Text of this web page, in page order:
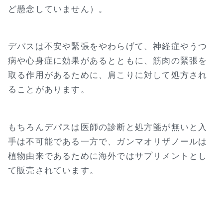
ど懸念していません）。
デパスは不安や緊張をやわらげて、神経症やうつ
病や心身症に効果があるとともに、筋肉の緊張を
取る作用があるために、肩こりに対して処方され
ることがあります。
もちろんデパスは医師の診断と処方箋が無いと入
手は不可能である一方で、ガンマオリザノールは
植物由来であるために海外ではサプリメントとし
て販売されています。